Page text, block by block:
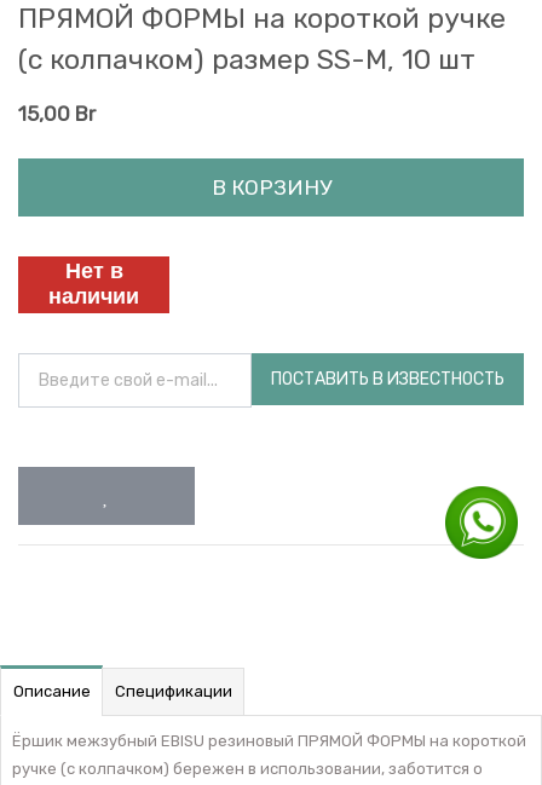
ПРЯМОЙ ФОРМЫ на короткой ручке
(с колпачком) размер SS-M, 10 шт
15,00 Br
В КОРЗИНУ
Нет в
наличии
ПОСТАВИТЬ В ИЗВЕСТНОСТЬ
Описание Спецификации
Ёршик межзубный EBISU резиновый ПРЯМОЙ ФОРМЫ на короткой
ручке (с колпачком) бережен в использовании, заботится о